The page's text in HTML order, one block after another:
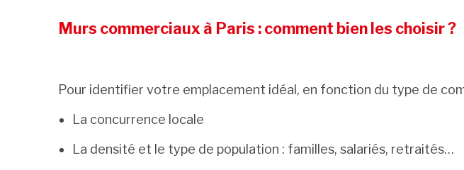
Murs commerciaux à Paris : comment bien les choisir ?
Pour identifier votre emplacement idéal, en fonction du type de
La concurrence locale
La densité et le type de population : familles, salariés, retraités…